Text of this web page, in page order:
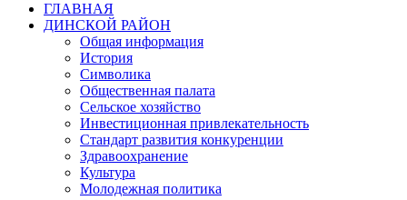
ГЛАВНАЯ
ДИНСКОЙ РАЙОН
Общая информация
История
Символика
Общественная палата
Сельское хозяйство
Инвестиционная привлекательность
Стандарт развития конкуренции
Здравоохранение
Культура
Молодежная политика